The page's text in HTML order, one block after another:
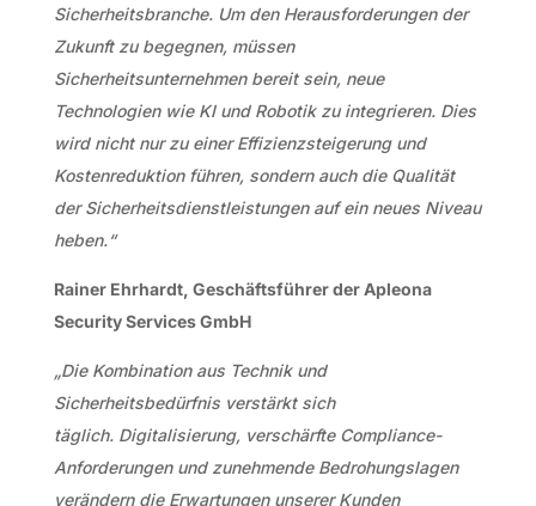
Sicherheitsbranche. Um den Herausforderungen der
Zukunft zu begegnen, müssen
Sicherheitsunternehmen bereit sein, neue
Technologien wie KI und Robotik zu integrieren. Dies
wird nicht nur zu einer Effizienzsteigerung und
Kostenreduktion führen, sondern auch die Qualität
der Sicherheitsdienstleistungen auf ein neues Niveau
heben.“
Rainer Ehrhardt, Geschäftsführer der Apleona
Security Services GmbH
„Die Kombination aus Technik und
Sicherheitsbedürfnis verstärkt sich
täglich. Digitalisierung, verschärfte Compliance-
Anforderungen und zunehmende Bedrohungslagen
verändern die Erwartungen unserer Kunden